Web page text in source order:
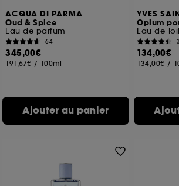
ACQUA DI PARMA
Oud & Spice
Eau de parfum
64
345,00€
191,67€ / 100ml
Ajouter au panier
YVES
Opium
Eau de
134,00€
134,00€ /